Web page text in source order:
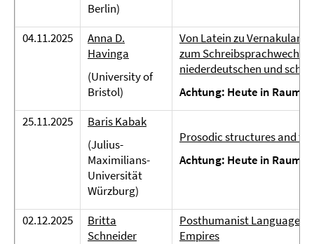
Berlin)
04.11.2025
Anna D.
Havinga
(University of
Bristol)
Von Latein zu
zum
niederdeutschen und
Achtung: Heute in Raum
25.11.2025
Baris Kabak
(Julius-
Maximilians-
Universität
Würzburg)
Prosodic structures and
Achtung: Heute in Raum
02.12.2025
Britta
Schneider
Posthumanist Language
Empires